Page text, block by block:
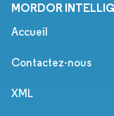
MORDOR
Accueil
Contactez-nous
XML